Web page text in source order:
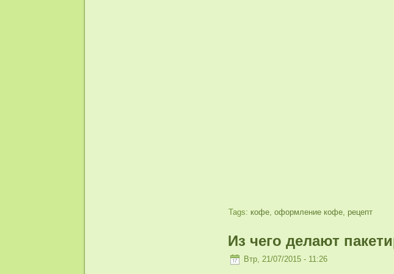
Tags: кофе, оформление кофе, рецепт
Из чего делают
Втр, 21/07/2015 - 11:26